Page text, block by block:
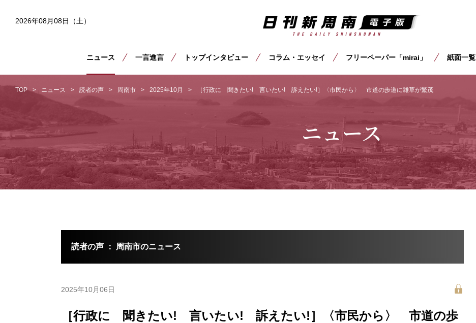
2026年08月08日（土）
ニュース 一言進言 トップインタビュー コラム・エッセイ フリーペーパー「mirai」 紙面一覧
TOP ニュース 読者の声 周南市 2025年10月 ［行政に 聞きたい! 言いたい! 訴えたい!］〈市民から〉 市道の歩道に雑草が繁茂
ニュース
読者の声 ： 周南市のニュース
2025年10月06日
［行政に 聞きたい! 言いたい! 訴えたい!］〈市民から〉 市道の歩